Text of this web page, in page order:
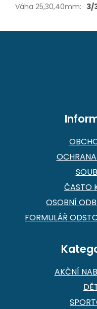
Váha 25,30,40mm: 3/
ČASTO
OSOBNÍ
FORMULÁŘ
AKČNÍ